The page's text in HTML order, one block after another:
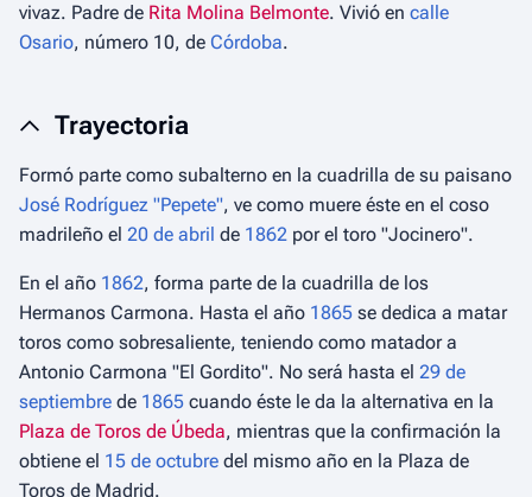
vivaz. Padre de Rita Molina Belmonte. Vivió en calle
Osario, número 10, de Córdoba.
Trayectoria
Formó parte como subalterno en la cuadrilla de su paisano
José Rodríguez "Pepete", ve como muere éste en el coso
madrileño el 20 de abril de 1862 por el toro "Jocinero".
En el año 1862, forma parte de la cuadrilla de los
Hermanos Carmona. Hasta el año 1865 se dedica a matar
toros como sobresaliente, teniendo como matador a
Antonio Carmona "El Gordito". No será hasta el 29 de
septiembre de 1865 cuando éste le da la alternativa en la
Plaza de Toros de Úbeda, mientras que la confirmación la
obtiene el 15 de octubre del mismo año en la Plaza de
Toros de Madrid.